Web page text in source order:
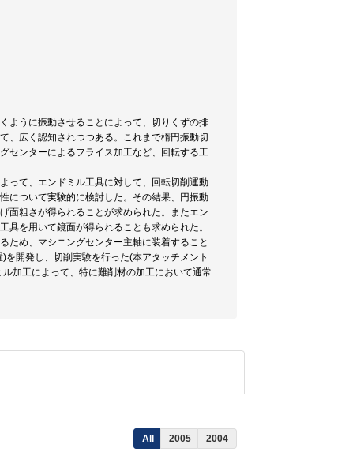
ように振動させることによって、切りくずの排
、広く認知されつつある。これまで楕円振動切
センターによるフライス加工など、回転する工
って、エンドミル工具に対して、回転切削運動
について実験的に検討した。その結果、円振動
面粗さが得られることが求められた。またエン
具を用いて鏡面が得られることも求められた。
ため、マシニングセンター主軸に装着すること
開発し、切削実験を行った(本アタッチメント
加工によって、特に難削材の加工において通常
All 2005 2004